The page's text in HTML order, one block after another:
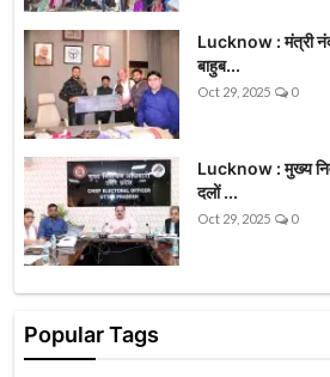
Lucknow : मंत्री
बाहुब...
Oct 29, 2025 0
Lucknow : मुख्य
दलों ...
Oct 29, 2025 0
Popular Tags